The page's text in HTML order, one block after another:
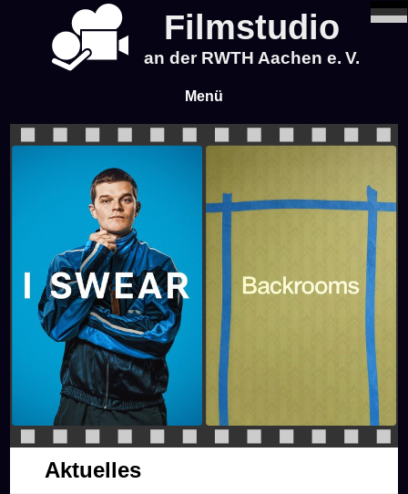
Filmstudio
an der RWTH Aachen e. V.
Menü
News
Program
Infos
Tickets & Pre-Sale
Time & Location
Drinks & Snacks
About Us
How to join us!
Rocky Horror Picture Show
Productions
Aktuelles